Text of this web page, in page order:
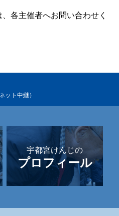
各主催者へお問い合わせく
ット中継）
宇都宮けんじの
プロフィール